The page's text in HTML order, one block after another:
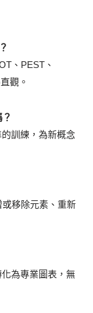
、PEST、
觀。
訓練，為新概念
移除元素、重新
為專業圖表，無